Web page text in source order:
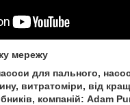
мережу
для пального,
витратоміри, від
компаній: Adam